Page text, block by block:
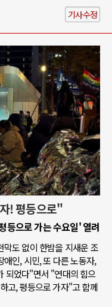
기사수정
! 평등으로"
등으로 가는 수요일' 열려
도 없이 한밤을 지새운 조
인, 시민, 또 다른 노동자,
되었다"면서 "연대의 힘으
고, 평등으로 가자"고 함께